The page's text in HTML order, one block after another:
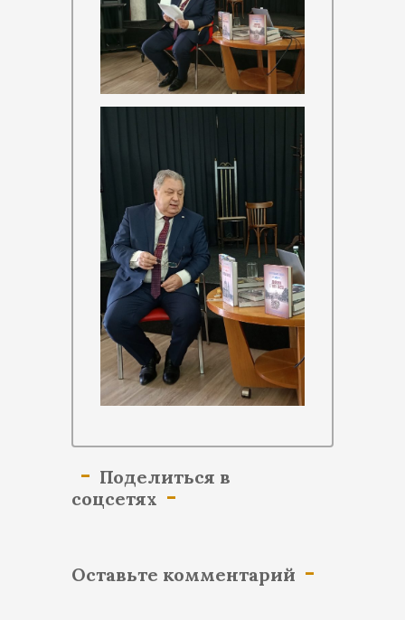
Поделиться в
соцсетях
Оставьте комментарий